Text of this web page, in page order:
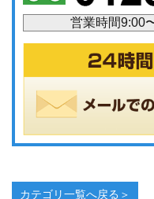
営業時間9:00
カテゴリ一覧へ戻る＞